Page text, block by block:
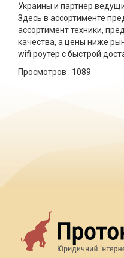
Украины и партнер
Здесь в ассортименте
ассортимент техники,
качества, а цены ниже
wifi роутер с быстрой
Просмотров : 1089